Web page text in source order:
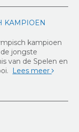
KAMPIOEN
kampioen
jongste
van de Spelen en
Lees meer